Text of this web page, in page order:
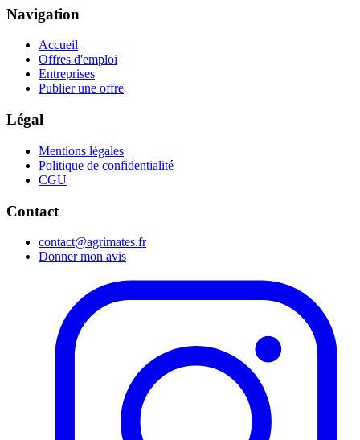
Navigation
Accueil
Offres d'emploi
Entreprises
Publier une offre
Légal
Mentions légales
Politique de confidentialité
CGU
Contact
contact@agrimates.fr
Donner mon avis